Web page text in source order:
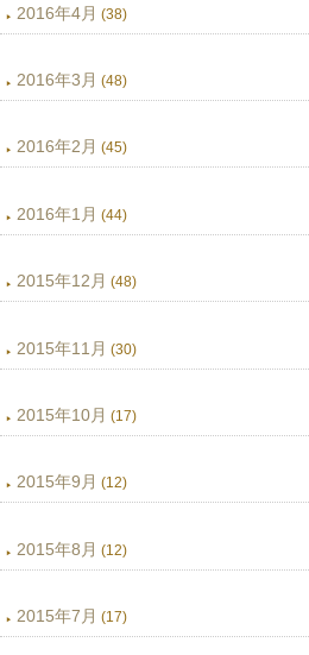
2016年4月 (38)
2016年3月 (48)
2016年2月 (45)
2016年1月 (44)
2015年12月 (48)
2015年11月 (30)
2015年10月 (17)
2015年9月 (12)
2015年8月 (12)
2015年7月 (17)